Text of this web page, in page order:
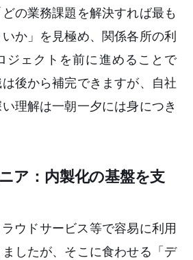
の業務課題を解決すれば最も
か」を見極め、関係各所の利
ジェクトを前に進めることで
後から補完できますが、自社
理解は一朝一夕には身につき
ア：内製化の基盤を支
ウドサービス等で容易に利用
したが、そこに食わせる「デ